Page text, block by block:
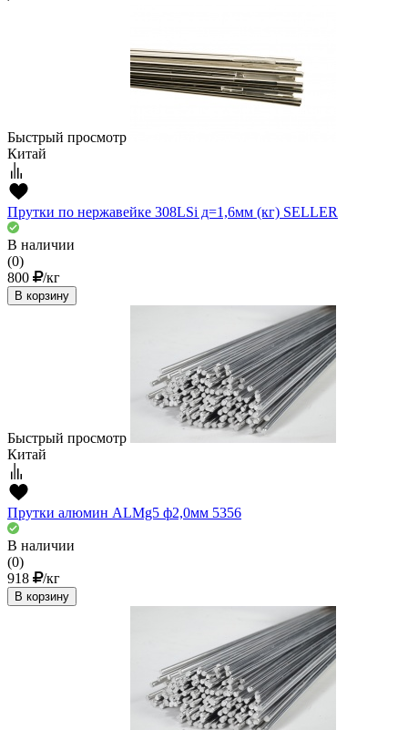
Быстрый просмотр
Китай
Прутки по нержавейке 308LSi д=1,6мм (кг) SELLER
В наличии
(0)
800
/кг
В корзину
Быстрый просмотр
Китай
Прутки алюмин ALMg5 ф2,0мм 5356
В наличии
(0)
918
/кг
В корзину